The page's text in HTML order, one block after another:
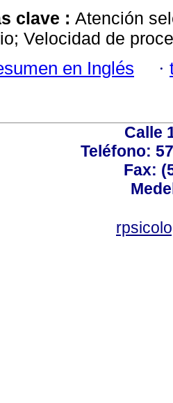
clave : Atención
Velocidad de
en Inglés ·
Calle
Teléfono:
Fax: